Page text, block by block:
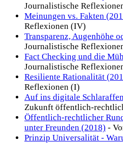
Journalistische
Meinungen vs. Fakten
Reflexionen (IV)
Transparenz, Augenhöhe
Journalistische
Fact Checking und die
Journalistische
Resiliente Rationalität
Reflexionen (I)
Auf ins digitale
Zukunft öffentlich-
Öffentlich-rechtlicher
unter Freunden (2018) -
Prinzip Universalität -